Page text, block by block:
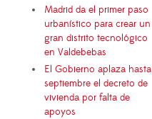
Madrid da el primer paso
urbanístico para crear un
gran distrito tecnológico
en Valdebebas
El Gobierno aplaza hasta
septiembre el decreto de
vivienda por falta de
apoyos